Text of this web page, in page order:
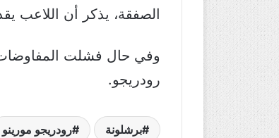
الصفقة، يذكر أن اللاعب
وفي حال فشلت
رودريجو.
برشلونة رودريجو مورينو